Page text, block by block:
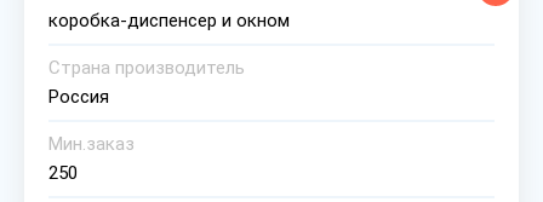
коробка-диспенсер и окном
Страна производитель
Россия
Мин.заказ
250